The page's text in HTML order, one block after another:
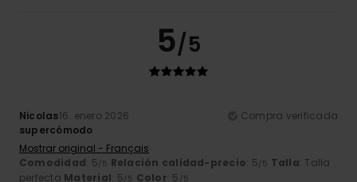
5/5
Nicolas16. enero 2026
Compra verificada
supercómodo
Mostrar original - Français
Comodidad: 5/5 Relación calidad-precio: 5/5 Talla: Talla
perfecta Material: 5/5 Color: 5 /5